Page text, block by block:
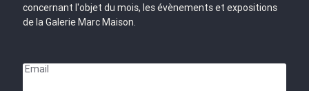
concernant l'objet du mois, les évènements et expositions
de la Galerie Marc Maison.
Email